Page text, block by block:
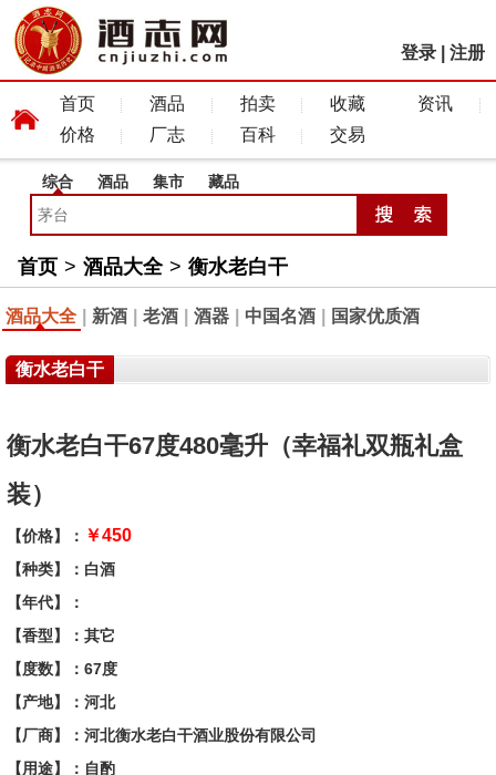
登录 注册
首页 酒品 拍卖 收藏
资讯
价格
厂志 百科 交易
综合 酒品 集市 藏品
首页 > 酒品大全 > 衡水老白干
酒品大全 新酒 老酒 酒器 中国名酒 国家优质酒
衡水老白干
衡水老白干67度480毫升（幸福礼双瓶礼盒
装）
【价格】： ￥450
【种类】：白酒
【年代】：
【香型】：其它
【度数】：67度
【产地】：河北
【厂商】：河北衡水老白干酒业股份有限公司
【用途】：自酌